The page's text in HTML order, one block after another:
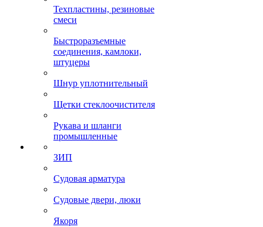
Техпластины, резиновые
смеси
Быстроразъемные
соединения, камлоки,
штуцеры
Шнур уплотнительный
Щетки стеклоочистителя
Рукава и шланги
промышленные
ЗИП
Судовая арматура
Судовые двери, люки
Якоря